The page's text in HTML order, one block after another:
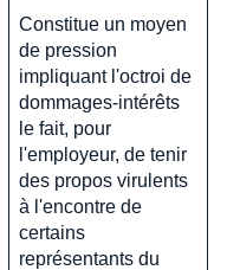
Constitue un moyen
de pression
impliquant l'octroi de
dommages-intérêts
le fait, pour
l'employeur, de tenir
des propos virulents
à l'encontre de
certains
représentants du